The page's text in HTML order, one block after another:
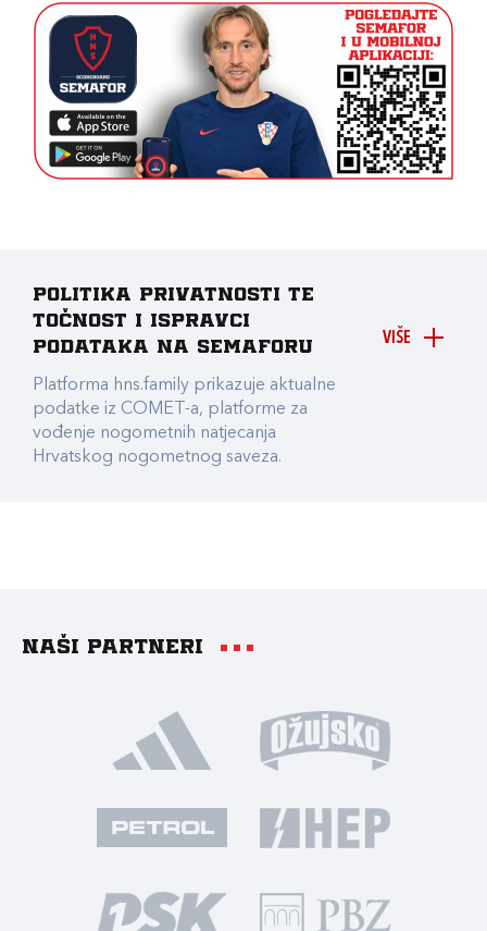
VIŠE
Politika privatnosti te
točnost i ispravci
podataka na Semaforu
Platforma hns.family prikazuje aktualne
podatke iz COMET-a, platforme za
vođenje nogometnih natjecanja
Hrvatskog nogometnog saveza.
Naši partneri